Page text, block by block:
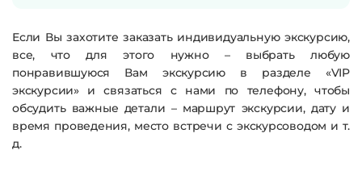
Если Вы захотите заказать индивидуальную экскурсию,
все, что для этого нужно – выбрать любую
понравившуюся Вам экскурсию в разделе «VIP
экскурсии» и связаться с нами по телефону, чтобы
обсудить важные детали – маршрут экскурсии, дату и
время проведения, место встречи с экскурсоводом и т.
д.